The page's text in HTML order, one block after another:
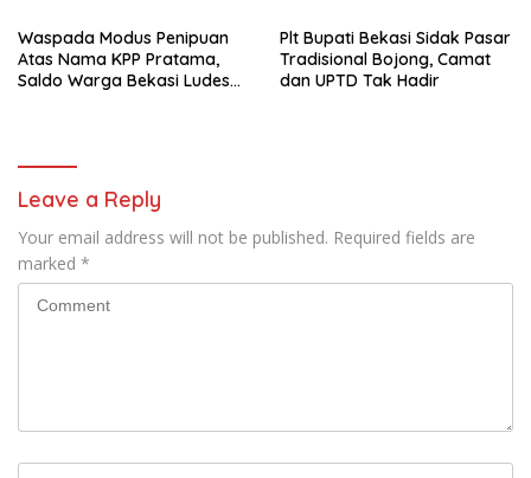
Waspada Modus Penipuan
Atas Nama KPP Pratama,
Saldo Warga Bekasi Ludes
Plt Bupati Bekasi Sidak Pasar
Tradisional Bojong, Camat
dan UPTD Tak Hadir
Leave a Reply
Your email address will not be published. Required fields are
marked *